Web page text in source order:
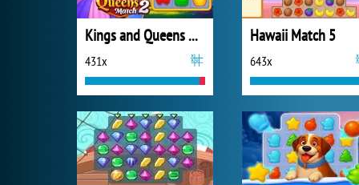
Kings and Queens Match 2
431x
Hawaii Match 5
643x